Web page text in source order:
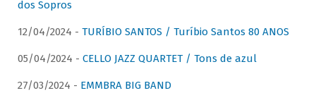
dos Sopros
12/04/2024 - TURÍBIO SANTOS / Turíbio Santos 80 ANOS
05/04/2024 - CELLO JAZZ QUARTET / Tons de azul
27/03/2024 - EMMBRA BIG BAND